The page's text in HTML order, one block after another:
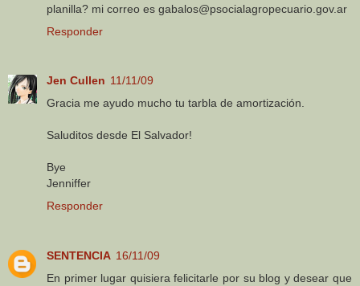
planilla? mi correo es gabalos@psocialagropecuario.gov.ar
Responder
Jen Cullen 11/11/09
Gracia me ayudo mucho tu tarbla de amortización.
Saluditos desde El Salvador!
Bye
Jenniffer
Responder
SENTENCIA 16/11/09
En primer lugar quisiera felicitarle por su blog y desear que